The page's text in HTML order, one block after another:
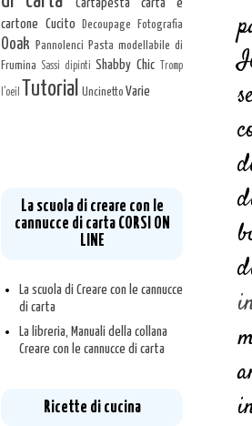
Cartapesta carta e
cartone Cucito Decoupage Fotografia
Ooak Pannolenci Pasta modellabile di
Frumina Sassi dipinti Shabby Chic Tromp
l'oeil Tutorial Uncinetto Varie
La scuola di creare con le
cannucce di carta CORSI ON
LINE
La scuola di Creare con le cannucce
di carta
La libreria, Manuali della collana
Creare con le cannucce di carta
Ricette di cucina